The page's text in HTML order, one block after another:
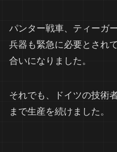
パンター戦車、ティーガ
兵器も緊急に必要とされ
合いになりました。
それでも、ドイツの技術
まで生産を続けました。